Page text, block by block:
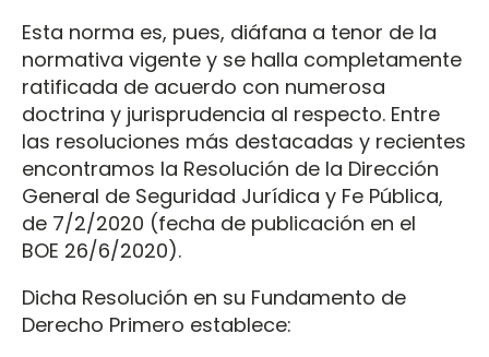
Esta norma es, pues, diáfana a tenor de la
normativa vigente y se halla completamente
ratificada de acuerdo con numerosa
doctrina y jurisprudencia al respecto. Entre
las resoluciones más destacadas y recientes
encontramos la Resolución de la Dirección
General de Seguridad Jurídica y Fe Pública,
de 7/2/2020 (fecha de publicación en el
BOE 26/6/2020).
Dicha Resolución en su Fundamento de
Derecho Primero establece: